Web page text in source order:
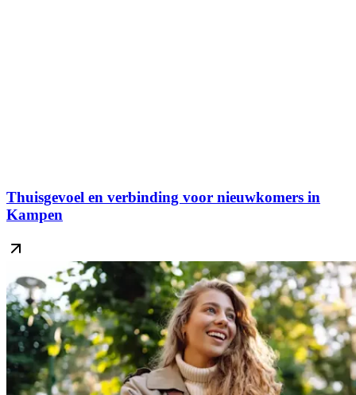
Thuisgevoel en verbinding voor nieuwkomers in
Kampen